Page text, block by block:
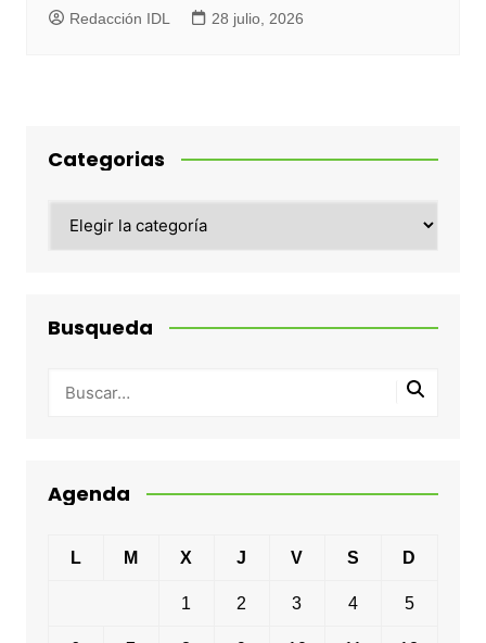
Redacción IDL 28 julio, 2026
Categorias
Busqueda
Agenda
L M X J V S D
1 2 3 4 5